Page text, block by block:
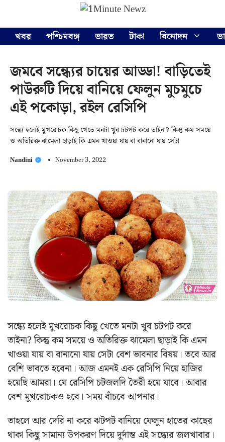
content
খবর
পশ্চিমবঙ্গ ভারত টাকা বিনোদন
জমবে সন্ধ্যের চায়ের আড্ডা! বাড়িতেই
পাউরুটি দিয়ে বানিয়ে ফেলুন মুচমুচে
এই পকোড়া, রইল রেসিপি
সন্ধ্যে হলেই মুখরোচক কিছু খেতে মনটা খুব চটপট করে তাইনা? কিন্তু কম সময়ে
ও অতিরিক্ত ঝামেলা ছাড়াই কি এমন খাওয়া যায় বা বানানো যায় সেটা
Nandini November 3, 2022
সন্ধ্যে হলেই মুখরোচক কিছু খেতে মনটা খুব চটপট করে
তাইনা? কিন্তু কম সময়ে ও অতিরিক্ত ঝামেলা ছাড়াই কি এমন
খাওয়া যায় বা বানানো যায় সেটা বেশ ভাবনার বিষয়। তবে আর
বেশি ভাবতে হবেনা। আজ এমনই এক রেসিপি নিয়ে হাজির
হয়েছি আমরা। যে রেসিপি চটজলদি তৈরী হয়ে যাবে। আবার
বেশ মুখরোচকও হবে। সময় বাঁচবে আপনার।
তাহলে আর দেরি না করে ঝটপট বানিয়ে ফেলুন হাতের কাছের
থাকা কিছু সামান্য উপকরণ দিয়ে দুর্দান্ত এই সন্ধ্যের জলখাবার।